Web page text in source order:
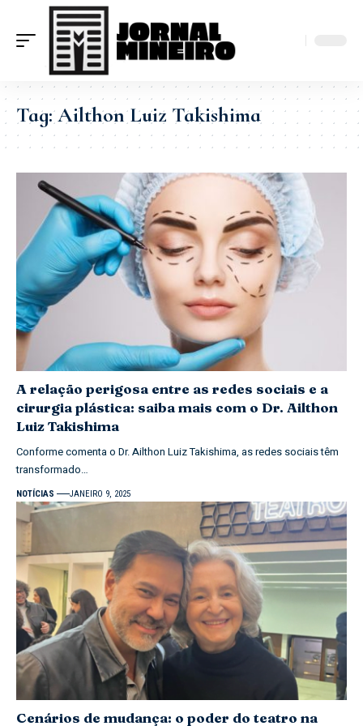
Tag:Ailthon Luiz Takishima
A relação perigosa entre as redes sociais e a
cirurgia plástica: saiba mais com o Dr. Ailthon
Luiz Takishima
Conforme comenta o Dr. Ailthon Luiz Takishima, as redes sociais têm
transformado…
NOTÍCIAS JANEIRO 9, 2025
Cenários de mudança: o poder do teatro na